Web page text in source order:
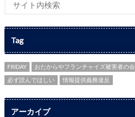
Tag
FRIDAY おたからやフランチャイズ被害者の会
必ず読んでほしい
情報提供義務違反
アーカイブ